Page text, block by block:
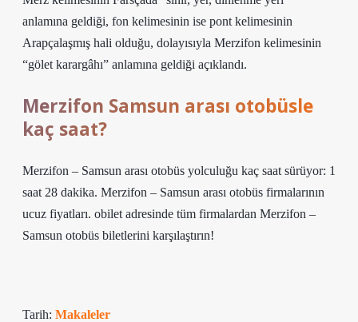
anlamına geldiği, fon kelimesinin ise pont kelimesinin
Arapçalaşmış hali olduğu, dolayısıyla Merzifon kelimesinin
“gölet karargâhı” anlamına geldiği açıklandı.
Merzifon Samsun arası otobüsle
kaç saat?
Merzifon – Samsun arası otobüs yolculuğu kaç saat sürüyor: 1
saat 28 dakika. Merzifon – Samsun arası otobüs firmalarının
ucuz fiyatları. obilet adresinde tüm firmalardan Merzifon –
Samsun otobüs biletlerini karşılaştırın!
Tarih: Makaleler